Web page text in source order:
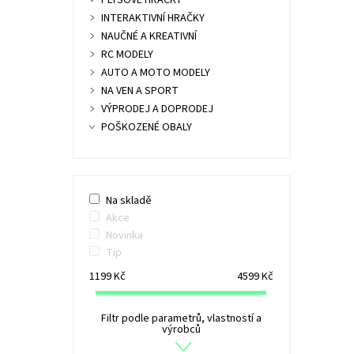
INTERAKTIVNÍ HRAČKY
NAUČNÉ A KREATIVNÍ
RC MODELY
AUTO A MOTO MODELY
NA VEN A SPORT
VÝPRODEJ A DOPRODEJ
POŠKOZENÉ OBALY
Na skladě
Akce
Novinka
Tip
1199Kč 4599Kč
Filtr podle parametrů, vlastností a
výrobců